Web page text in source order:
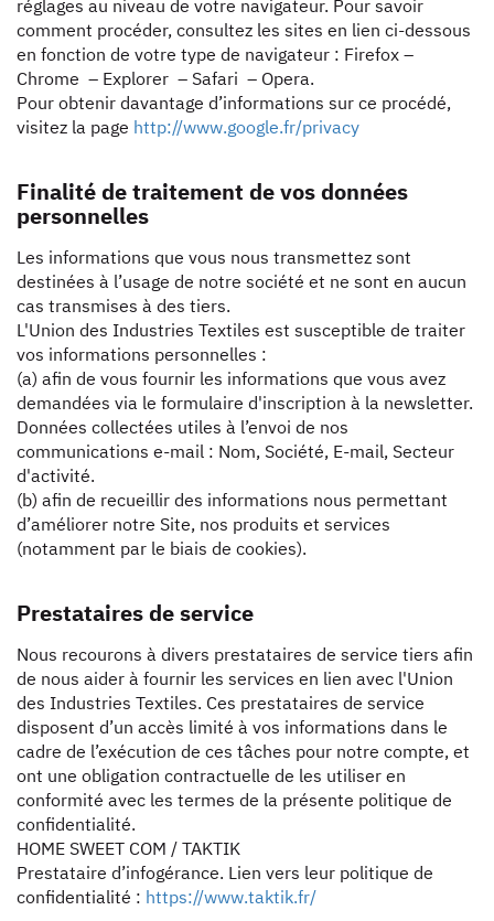
réglages au niveau de votre navigateur. Pour savoir
comment procéder, consultez les sites en lien ci-dessous
en fonction de votre type de navigateur : Firefox –
Chrome – Explorer – Safari – Opera.
Pour obtenir davantage d’informations sur ce procédé,
visitez la page http://www.google.fr/privacy
Finalité de traitement de vos données
personnelles
Les informations que vous nous transmettez sont
destinées à l’usage de notre société et ne sont en aucun
cas transmises à des tiers.
L'Union des Industries Textiles est susceptible de traiter
vos informations personnelles :
(a) afin de vous fournir les informations que vous avez
demandées via le formulaire d'inscription à la newsletter.
Données collectées utiles à l’envoi de nos
communications e-mail : Nom, Société, E-mail, Secteur
d'activité.
(b) afin de recueillir des informations nous permettant
d’améliorer notre Site, nos produits et services
(notamment par le biais de cookies).
Prestataires de service
Nous recourons à divers prestataires de service tiers afin
de nous aider à fournir les services en lien avec l'Union
des Industries Textiles. Ces prestataires de service
disposent d’un accès limité à vos informations dans le
cadre de l’exécution de ces tâches pour notre compte, et
ont une obligation contractuelle de les utiliser en
conformité avec les termes de la présente politique de
confidentialité.
HOME SWEET COM / TAKTIK
Prestataire d’infogérance. Lien vers leur politique de
confidentialité : https://www.taktik.fr/